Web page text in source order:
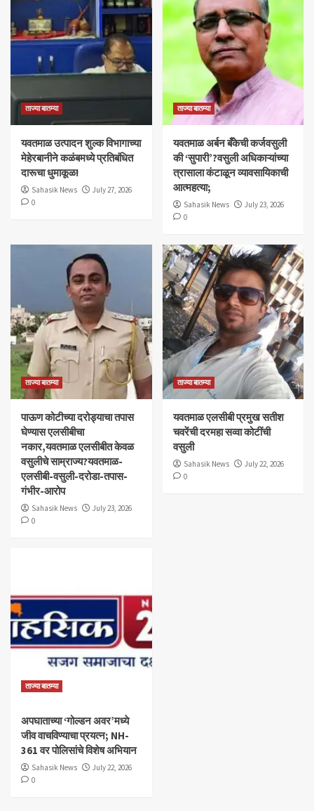
ताज्या बातम्या
यवतमाळ उत्पादन शुल्क विभागाच्या
मेहेरबानीने कळंबमध्ये प्रतिबंधित
दारूचा धुमाकूळ!
Sahasik News
July 27, 2026
0
ताज्या बातम्या
​यवतमाळ अर्बन बँकेची कर्जवसुली
की ‘सुपारी’?वसुली अधिकाऱ्यांच्या
त्रासाला कंटाळून व्यावसायिकाची
आत्महत्या;
Sahasik News
July 23, 2026
0
ताज्या बातम्या
पाऊण कोटीच्या दरोड्याचा तपास
घेण्यास एलसीबीचा
नकार,यवतमाळ एलसीबीत केवळ
वसुलीचे साम्राज्य?यवतमाळ-
एलसीबी-वसुली-दरोडा-तपास-
गंभीर-आरोप
Sahasik News
July 23, 2026
0
ताज्या बातम्या
यवतमाळ एलसीबी प्रमुख सतीश
चवरेंची दरमहा सव्वा कोटींची
वसुली
Sahasik News
July 22, 2026
0
ताज्या बातम्या
अपघाताच्या ‘गोल्डन अवर’मध्ये
जीव वाचविण्याचा प्रयत्न; NH-
361 वर पोलिसांचे विशेष अभियान
Sahasik News
July 22, 2026
0